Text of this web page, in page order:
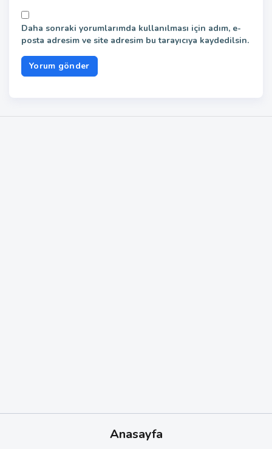
Daha sonraki yorumlarımda kullanılması için adım, e-
posta adresim ve site adresim bu tarayıcıya kaydedilsin.
Anasayfa